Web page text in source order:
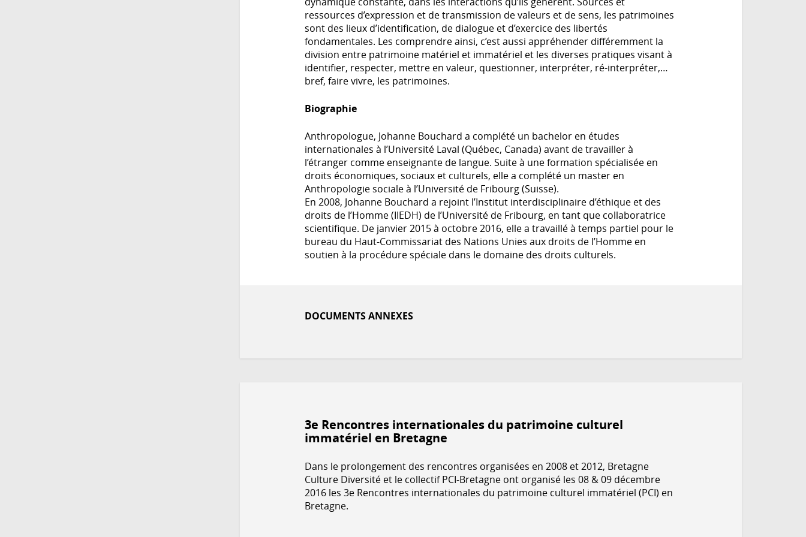
ressources d’expression et de transmission de valeurs et de sens, les patrimoines
sont des lieux d’identification, de dialogue et d’exercice des libertés
fondamentales. Les comprendre ainsi, c’est aussi appréhender différemment la
division entre patrimoine matériel et immatériel et les diverses pratiques visant à
identifier, respecter, mettre en valeur, questionner, interpréter, ré-interpréter,…
bref, faire vivre, les patrimoines.
Biographie
Anthropologue, Johanne Bouchard a complété un bachelor en études
internationales à l’Université Laval (Québec, Canada) avant de travailler à
l’étranger comme enseignante de langue. Suite à une formation spécialisée en
droits économiques, sociaux et culturels, elle a complété un master en
Anthropologie sociale à l’Université de Fribourg (Suisse).
En 2008, Johanne Bouchard a rejoint l’Institut interdisciplinaire d’éthique et des
droits de l’Homme (IIEDH) de l’Université de Fribourg, en tant que collaboratrice
scientifique. De janvier 2015 à octobre 2016, elle a travaillé à temps partiel pour le
bureau du Haut-Commissariat des Nations Unies aux droits de l’Homme en
soutien à la procédure spéciale dans le domaine des droits culturels.
DOCUMENTS ANNEXES
3e Rencontres internationales du patrimoine culturel
immatériel en Bretagne
Dans le prolongement des rencontres organisées en 2008 et 2012, Bretagne
Culture Diversité et le collectif PCI-Bretagne ont organisé les 08 & 09 décembre
2016 les 3e Rencontres internationales du patrimoine culturel immatériel (PCI) en
Bretagne.